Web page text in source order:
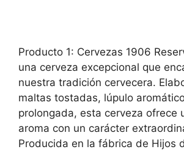
Producto 1: Cervezas 1906
una cerveza excepcional que
nuestra tradición cervecera.
maltas tostadas, lúpulo
prolongada, esta cerveza ofrece
aroma con un carácter
Producida en la fábrica de Hijos